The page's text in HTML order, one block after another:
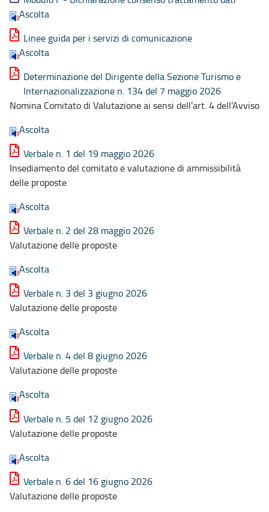
Ascolta
Linee guida per i servizi di comunicazione
Ascolta
Determinazione del Dirigente della Sezione Turismo e
Internazionalizzazione n. 134 del 7 maggio 2026
Nomina Comitato di Valutazione ai sensi dell’art. 4 dell’Avviso
Ascolta
Verbale n. 1 del 19 maggio 2026
Insediamento del comitato e valutazione di ammissibilità
delle proposte
Ascolta
Verbale n. 2 del 28 maggio 2026
Valutazione delle proposte
Ascolta
Verbale n. 3 del 3 giugno 2026
Valutazione delle proposte
Ascolta
Verbale n. 4 del 8 giugno 2026
Valutazione delle proposte
Ascolta
Verbale n. 5 del 12 giugno 2026
Valutazione delle proposte
Ascolta
Verbale n. 6 del 16 giugno 2026
Valutazione delle proposte